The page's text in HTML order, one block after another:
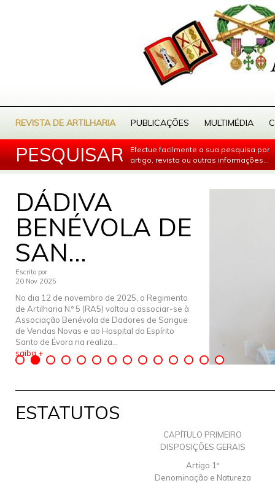
REVISTA DE ARTILHARIA PUBLICAÇÕES MULTIMÉDIA
PESQUISAR
Efectue facilmente a sua pesquisa por
artigo, revista ou outras informações...
DÁDIVA
BENÉVOLA DE
SAN...
Escrito por
20 Nov 2025
No dia 12 de novembro de 2025, o Regimento
de Artilharia N.º 5 (RA5) voltou a associar-se à
Associação Benévola de Dadores de Sangue
de Vendas Novas e ao Hospital do Espírito
Santo de Évora na realiza...
saiba +
ESTATUTOS
CAPÍTULO PRIMEIRO
DISPOSIÇÕES GERAIS
Artigo 1º
Denominação e Natureza